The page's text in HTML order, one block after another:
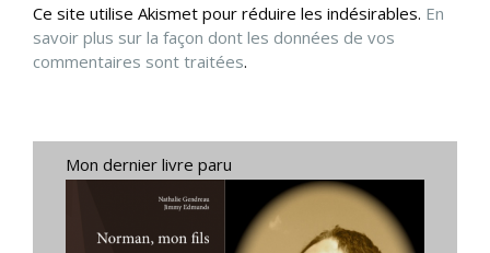
Ce site utilise Akismet pour réduire les indésirables. En
savoir plus sur la façon dont les données de vos
commentaires sont traitées.
Mon dernier livre paru